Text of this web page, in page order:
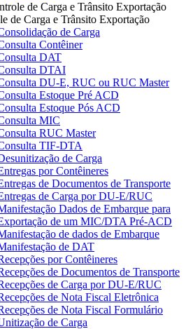
de Carga e Trânsito Exportação
de Carga e Trânsito Exportação
de Carga
Contêiner
DAT
DTAI
DU-E, RUC ou RUC Master
Estoque Pré ACD
Estoque Pós ACD
MIC
RUC Master
TIF-DTA
de Carga
por Contêineres
de Documentos de Transporte
de Carga por DU-E/RUC
Dados de Embarque para
de um MIC/DTA Pré-ACD
de dados de Embarque
de DAT
por Contêineres
de Documentos de Transporte
de Carga por DU-E/RUC
de Nota Fiscal Eletrônica
de Nota Fiscal Formulário
de Carga